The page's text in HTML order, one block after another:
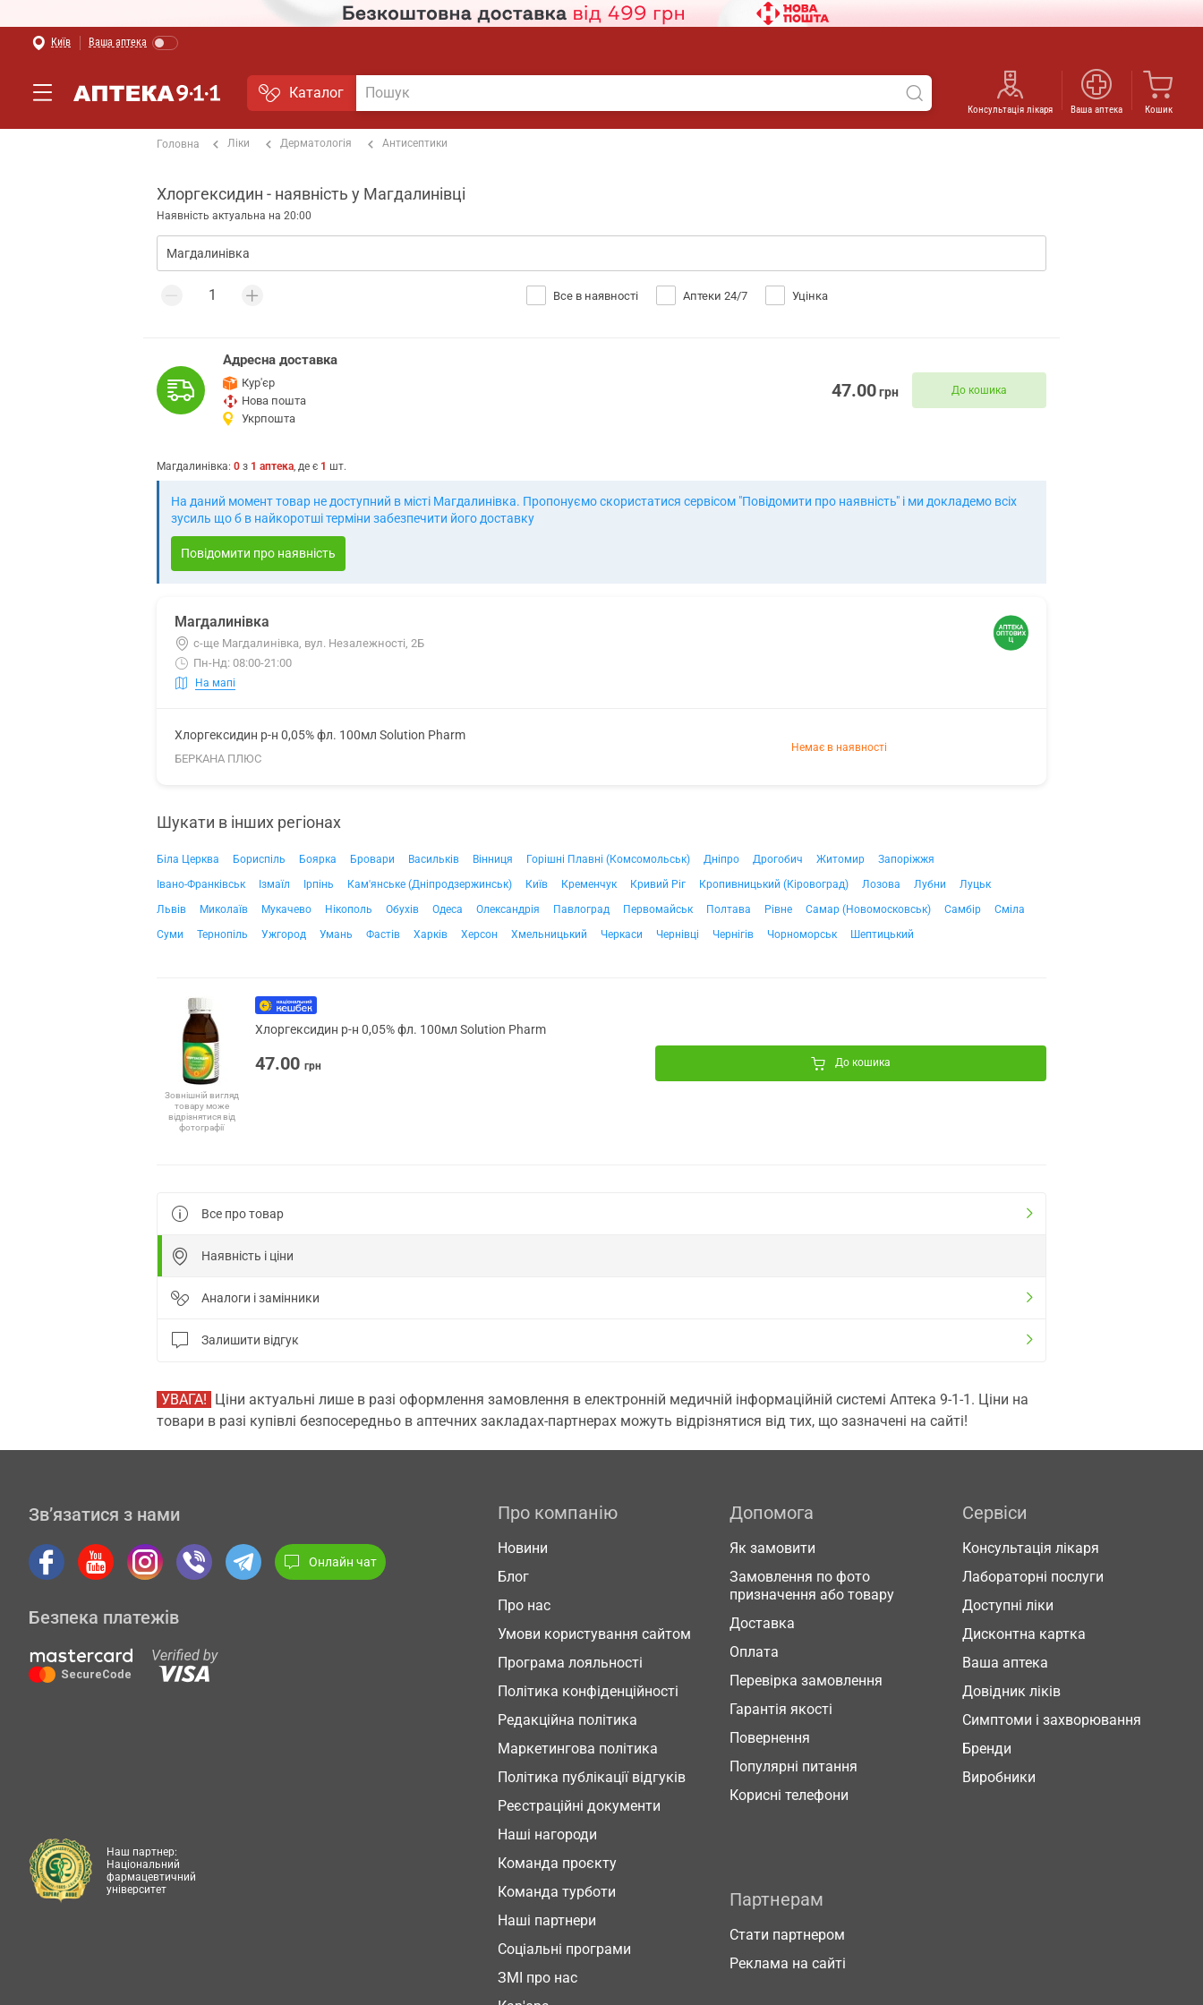
Київ Ваша аптека
Каталог
Консультація лікаря Ваша аптека Кошик
Головна Ліки Дерматологія Антисептики
Хлоргексидин - наявність у Магдалинівці
Наявність актуальна на 20:00
Все в наявності Аптеки 24/7 Уцінка
Адресна доставка
Кур'єр
Нова пошта
Укрпошта
47.00грн До кошика
Магдалинівка: 0 з 1 аптека, де є 1 шт.
На даний момент товар не доступний в місті Магдалинівка. Пропонуємо скористатися сервісом "Повідомити про наявність" і ми докладемо всіх
зусиль що б в найкоротші терміни забезпечити його доставку
Повідомити про наявність
Магдалинівка
с-ще Магдалинівка, вул. Незалежності, 2Б
Пн-Нд: 08:00-21:00
На мапі
Хлоргексидин р-н 0,05% фл. 100мл Solution Pharm
БЕРКАНА ПЛЮС
Немає в наявності
Шукати в інших регіонах
Біла Церква Бориспіль Боярка Бровари Васильків Вінниця Горішні Плавні (Комсомольськ) Дніпро Дрогобич Житомир
Запоріжжя
Івано-Франківськ
Ізмаїл Ірпінь Кам'янське (Дніпродзержинськ) Київ Кременчук Кривий Ріг Кропивницький (Кіровоград) Лозова Лубни
Луцьк
Львів
Миколаїв Мукачево Нікополь Обухів Одеса Олександрія Павлоград Первомайськ Полтава Рівне Самар (Новомосковськ) Самбір
Сміла
Суми
Тернопіль Ужгород Умань Фастів Харків Херсон Хмельницький Черкаси Чернівці Чернігів Чорноморськ Шептицький
Зовнішній вигляд
товару може
відрізнятися від
фотографії
Хлоргексидин р-н 0,05% фл. 100мл Solution Pharm
47.00 грн До кошика
Все про товар
Наявність і ціни
Аналоги і замінники
Залишити відгук
УВАГА! Ціни актуальні лише в разі оформлення замовлення в електронній медичній інформаційній системі Аптека 9-1-1. Ціни на
товари в разі купівлі безпосередньо в аптечних закладах-партнерах можуть відрізнятися від тих, що зазначені на сайті!
Зв’язатися з нами
Онлайн чат
Безпека платежів
Про компанію
Новини
Блог
Про нас
Умови користування сайтом
Програма лояльності
Політика конфіденційності
Редакційна політика
Маркетингова політика
Політика публікації відгуків
Реєстраційні документи
Наші нагороди
Команда проєкту
Команда турботи
Наші партнери
Соціальні програми
ЗМІ про нас
Допомога
Як замовити
Замовлення по фото
призначення або товару
Доставка
Оплата
Перевірка замовлення
Гарантія якості
Повернення
Популярні питання
Корисні телефони
Сервіси
Консультація лікаря
Лабораторні послуги
Доступні ліки
Дисконтна картка
Ваша аптека
Довідник ліків
Симптоми і захворювання
Бренди
Виробники
Партнерам
Стати партнером
Реклама на сайті
Наш партнер:
Національний
фармацевтичний
університет